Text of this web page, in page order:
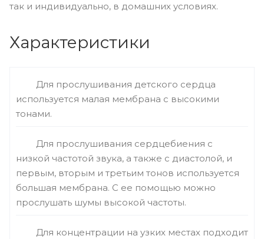
так и индивидуально, в домашних условиях.
Характеристики
Для прослушивания детского сердца
используется малая мембрана с высокими
тонами.
Для прослушивания сердцебиения с
низкой частотой звука, а также с диастолой, и
первым, вторым и третьим тонов используется
большая мембрана. С ее помощью можно
прослушать шумы высокой частоты.
Для концентрации на узких местах подходит